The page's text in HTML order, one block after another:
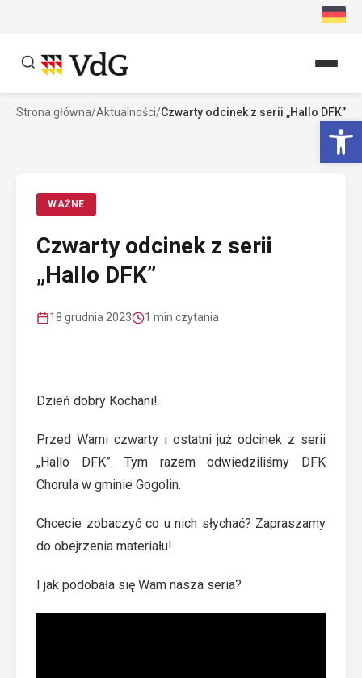
Szukaj
Strona główna/Aktualności/Czwarty odcinek z serii „Hallo DFK”
WAŻNE
Czwarty odcinek z serii
„Hallo DFK”
18 grudnia 2023 1 min czytania
Dzień dobry Kochani!
Przed Wami czwarty i ostatni już odcinek z serii
„Hallo DFK”. Tym razem odwiedziliśmy DFK
Chorula w gminie Gogolin.
Chcecie zobaczyć co u nich słychać? Zapraszamy
do obejrzenia materiału!
I jak podobała się Wam nasza seria?